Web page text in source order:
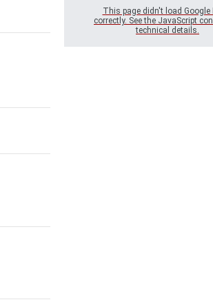
This page didn't load Google
correctly. See the JavaScript
technical details.